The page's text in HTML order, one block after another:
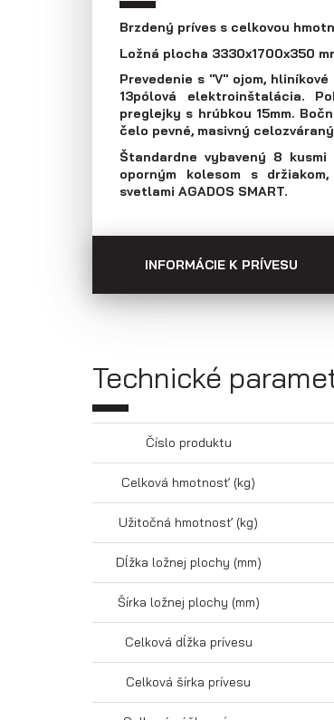
VZ
Brzdený príves s celkovou
Ložná plocha 3330x1700x350
Prevedenie s "V" ojom,
13pólová elektroinštalácia.
preglejky s hrúbkou 15mm.
čelo pevné, masivný
Štandardne vybavený 8
oporným kolesom s
svetlami AGADOS SMART.
INFORMÁCIE K PRÍVESU
Technické
Číslo produktu
Celková hmotnosť (kg)
Užitočná hmotnosť (kg)
Dĺžka ložnej plochy (mm)
Šírka ložnej plochy (mm)
Celková dĺžka prívesu
Celková šírka prívesu